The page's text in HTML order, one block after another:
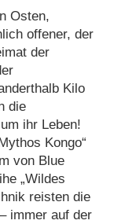
Osten,
offener, der
der
Kilo
die
ihr Leben!
Kongo“
von Blue
„Wildes
reisten die
immer auf der